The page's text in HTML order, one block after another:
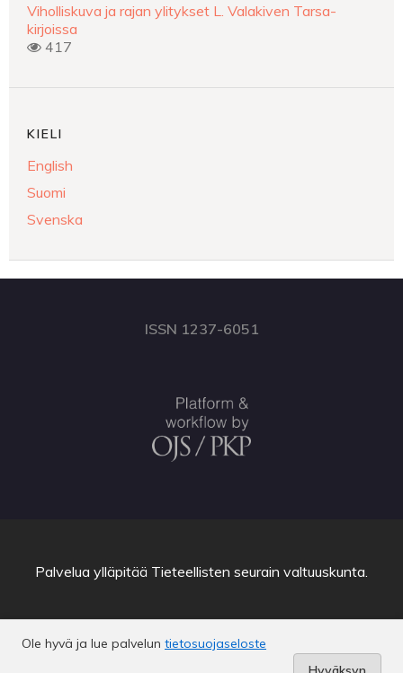
Viholliskuva ja rajan ylitykset L. Valakiven Tarsa-
kirjoissa
417
KIELI
English
Suomi
Svenska
ISSN 1237-6051
Ole hyvä ja lue palvelun tietosuojaseloste
Palvelua ylläpitää Tieteellisten seurain valtuuskunta